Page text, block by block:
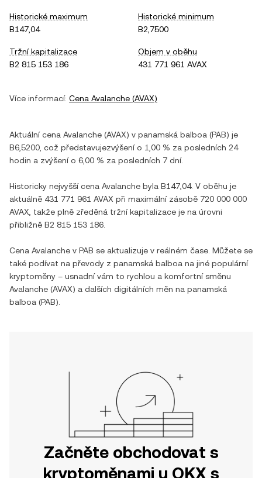
Historické maximum
B147,04
Historické minimum
B2,7500
Tržní kapitalizace
B2 815 153 186
Objem v oběhu
431 771 961 AVAX
Více informací: Cena Avalanche (AVAX)
Aktuální cena Avalanche (AVAX) v panamská balboa (PAB) je
B6,5200 , což představujezvýšenío 1,00 % za posledních 24
hodin a zvýšenío 6,00 % za posledních 7 dní.
Historicky nejvyšší cena Avalanche byla B147,04. V oběhu je
aktuálně 431 771 961 AVAX při maximální zásobě 720 000 000
AVAX , takže plně zředěná tržní kapitalizace je na úrovni
přibližně B2 815 153 186
Cena Avalanche v PAB se aktualizuje v reálném čase. Můžete se
také podívat na převody z panamská balboa na jiné populární
kryptoměny – usnadní vám to rychlou a komfortní směnu
Avalanche (AVAX) a dalších digitálních měn na panamská
balboa (PAB).
Začněte obchodovat s
kryptoměnami u OKX s